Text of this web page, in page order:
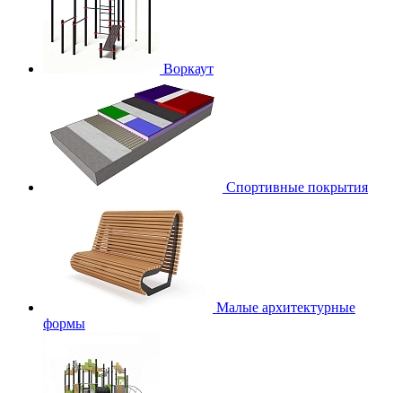
Воркаут
Спортивные покрытия
Малые архитектурные
формы